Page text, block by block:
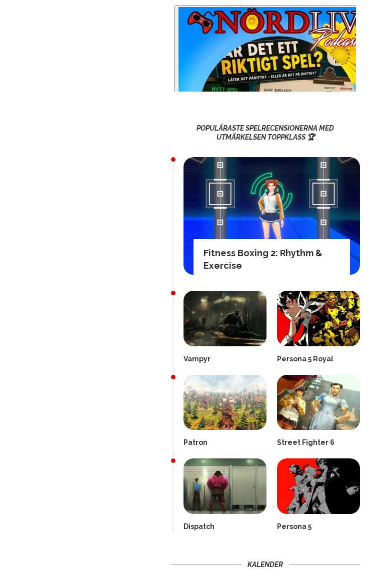
POPULÄRASTE SPELRECENSIONERNA MED
UTMÄRKELSEN TOPPKLASS 🏆
Fitness Boxing 2: Rhythm &
Exercise
Vampyr Persona 5 Royal
Patron Street Fighter 6
Dispatch Persona 5
KALENDER